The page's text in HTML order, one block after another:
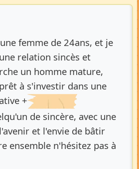
l’annonce
femme de 24ans, et je
relation sincès et
un homme mature,
à s'investir dans une
+
de sincère, avec une
et l'envie de bâtir
ensemble n'hésitez pas à